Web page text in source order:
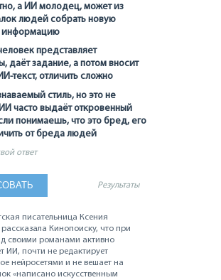
а ИИ молодец, может из
людей собрать новую
информацию
представляет
даёт задание, а потом вносит
текст, отличить сложно
стиль, но это не
часто выдаёт откровенный
понимаешь, что это бред, его
от бреда людей
ответ
Результаты
писательница Ксения
Кинопоиску, что при
своими романами активно
ИИ, почти не редактирует
нейросетями и не вешает на
«написано искусственным